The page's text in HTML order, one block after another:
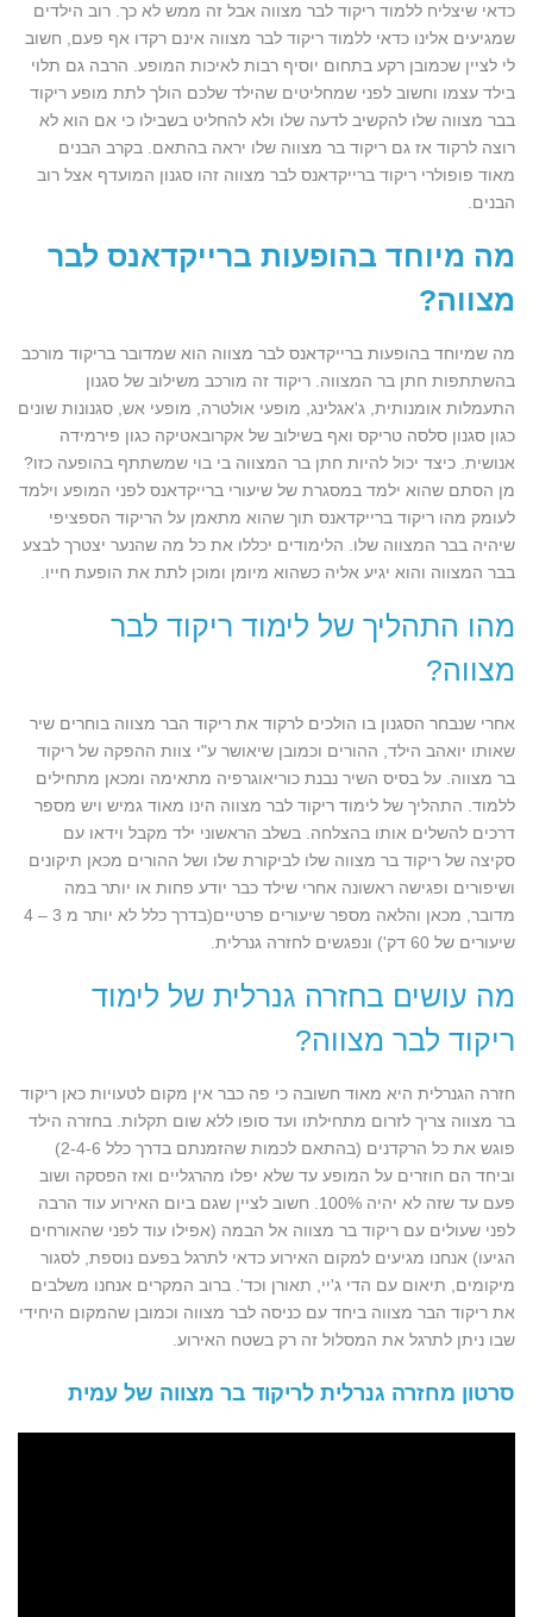
כדאי שיצליח ללמוד ריקוד לבר מצווה אבל זה ממש לא כך. רוב הילדים
שמגיעים אלינו כדאי ללמוד ריקוד לבר מצווה אינם רקדו אף פעם, חשוב
לי לציין שכמובן רקע בתחום יוסיף רבות לאיכות המופע. הרבה גם תלוי
בילד עצמו וחשוב לפני שמחליטים שהילד שלכם הולך לתת מופע ריקוד
בבר מצווה שלו להקשיב לדעה שלו ולא להחליט בשבילו כי אם הוא לא
רוצה לרקוד אז גם ריקוד בר מצווה שלו יראה בהתאם. בקרב הבנים
מאוד פופולרי ריקוד ברייקדאנס לבר מצווה זהו סגנון המועדף אצל רוב
הבנים.
מה מיוחד בהופעות ברייקדאנס לבר
מצווה?
מה שמיוחד בהופעות ברייקדאנס לבר מצווה הוא שמדובר בריקוד מורכב
בהשתתפות חתן בר המצווה. ריקוד זה מורכב משילוב של סגנון
התעמלות אומנותית, ג'אגלינג, מופעי אולטרה, מופעי אש, סגנונות שונים
כגון סגנון סלסה טריקס ואף בשילוב של אקרובאטיקה כגון פירמידה
אנושית. כיצד יכול להיות חתן בר המצווה בי בוי שמשתתף בהופעה כזו?
מן הסתם שהוא ילמד במסגרת של שיעורי ברייקדאנס לפני המופע וילמד
לעומק מהו ריקוד ברייקדאנס תוך שהוא מתאמן על הריקוד הספציפי
שיהיה בבר המצווה שלו. הלימודים יכללו את כל מה שהנער יצטרך לבצע
בבר המצווה והוא יגיע אליה כשהוא מיומן ומוכן לתת את הופעת חייו.
מהו התהליך של לימוד ריקוד לבר
מצווה?
אחרי שנבחר הסגנון בו הולכים לרקוד את ריקוד הבר מצווה בוחרים שיר
שאותו יואהב הילד, ההורים וכמובן שיאושר ע"י צוות ההפקה של ריקוד
בר מצווה. על בסיס השיר נבנת כוריאוגרפיה מתאימה ומכאן מתחילים
ללמוד. התהליך של לימוד ריקוד לבר מצווה הינו מאוד גמיש ויש מספר
דרכים להשלים אותו בהצלחה. בשלב הראשוני ילד מקבל וידאו עם
סקיצה של ריקוד בר מצווה שלו לביקורת שלו ושל ההורים מכאן תיקונים
ושיפורים ופגישה ראשונה אחרי שילד כבר יודע פחות או יותר במה
מדובר, מכאן והלאה מספר שיעורים פרטיים(בדרך כלל לא יותר מ 3 – 4
שיעורים של 60 דק') ונפגשים לחזרה גנרלית.
מה עושים בחזרה גנרלית של לימוד
ריקוד לבר מצווה?
חזרה הגנרלית היא מאוד חשובה כי פה כבר אין מקום לטעויות כאן ריקוד
בר מצווה צריך לזרום מתחילתו ועד סופו ללא שום תקלות. בחזרה הילד
פוגש את כל הרקדנים (בהתאם לכמות שהזמנתם בדרך כלל 2-4-6)
וביחד הם חוזרים על המופע עד שלא יפלו מהרגליים ואז הפסקה ושוב
פעם עד שזה לא יהיה 100%. חשוב לציין שגם ביום האירוע עוד הרבה
לפני שעולים עם ריקוד בר מצווה אל הבמה (אפילו עוד לפני שהאורחים
הגיעו) אנחנו מגיעים למקום האירוע כדאי לתרגל בפעם נוספת, לסגור
מיקומים, תיאום עם הדי ג'יי, תאורן וכד'. ברוב המקרים אנחנו משלבים
את ריקוד הבר מצווה ביחד עם כניסה לבר מצווה וכמובן שהמקום היחידי
שבו ניתן לתרגל את המסלול זה רק בשטח האירוע.
סרטון מחזרה גנרלית לריקוד בר מצווה של עמית